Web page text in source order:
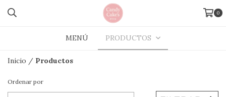
0
MENÚ PRODUCTOS
Inicio / Productos
Ordenar por